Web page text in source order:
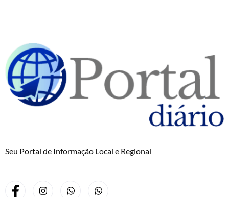
Seu Portal de Informação Local e Regional